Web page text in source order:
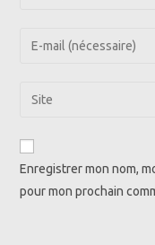
Enter
address
comment
Saisir
de
Enregistrer mon nom,
pour mon prochain